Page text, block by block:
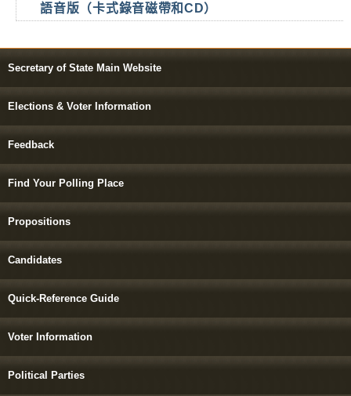
語音版（卡式錄音磁帶和CD）
Secretary of State Main Website
Elections & Voter Information
Feedback
Find Your Polling Place
Propositions
Candidates
Quick-Reference Guide
Voter Information
Political Parties